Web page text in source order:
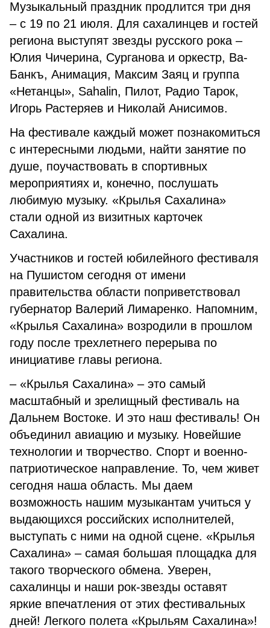
Музыкальный праздник продлится три дня
– с 19 по 21 июля. Для сахалинцев и гостей
региона выступят звезды русского рока –
Юлия Чичерина, Сурганова и оркестр, Ва-
Банкъ, Анимация, Максим Заяц и группа
«Нетанцы», Sahalin, Пилот, Радио Тарок,
Игорь Растеряев и Николай Анисимов.
На фестивале каждый может познакомиться
с интересными людьми, найти занятие по
душе, поучаствовать в спортивных
мероприятиях и, конечно, послушать
любимую музыку. «Крылья Сахалина»
стали одной из визитных карточек
Сахалина.
Участников и гостей юбилейного фестиваля
на Пушистом сегодня от имени
правительства области поприветствовал
губернатор Валерий Лимаренко. Напомним,
«Крылья Сахалина» возродили в прошлом
году после трехлетнего перерыва по
инициативе главы региона.
– «Крылья Сахалина» – это самый
масштабный и зрелищный фестиваль на
Дальнем Востоке. И это наш фестиваль! Он
объединил авиацию и музыку. Новейшие
технологии и творчество. Спорт и военно-
патриотическое направление. То, чем живет
сегодня наша область. Мы даем
возможность нашим музыкантам учиться у
выдающихся российских исполнителей,
выступать с ними на одной сцене. «Крылья
Сахалина» – самая большая площадка для
такого творческого обмена. Уверен,
сахалинцы и наши рок-звезды оставят
яркие впечатления от этих фестивальных
дней! Легкого полета «Крыльям Сахалина»!